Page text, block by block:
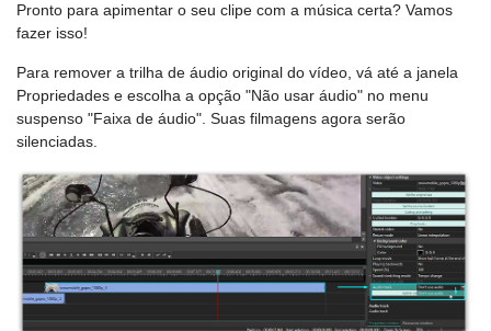
Pronto para apimentar o seu clipe com a música certa? Vamos
fazer isso!
Para remover a trilha de áudio original do vídeo, vá até a janela
Propriedades e escolha a opção "Não usar áudio" no menu
suspenso "Faixa de áudio". Suas filmagens agora serão
silenciadas.